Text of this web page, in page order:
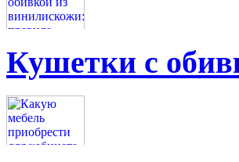
Кушетки с